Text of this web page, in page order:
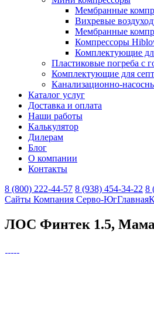
Мембранные
Вихревые
Мембранные
Компрессоры
Комплектующие
Пластиковые погреба с
Комплектующие для
Канализационно-
Каталог услуг
Доставка и оплата
Наши работы
Калькулятор
Дилерам
Блог
О компании
Контакты
8 (800) 222-44-57 8 (938) 454-34-22 8
Сайты Компания Серво-ЮгГлавная
ЛОС Финтек 1.5,